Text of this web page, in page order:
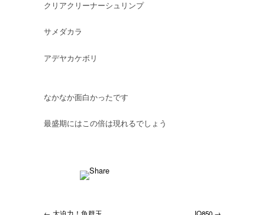
クリアクリーナーシュリンプ
サメダカラ
アデヤカケボリ
なかなか面白かったです
最盛期にはこの倍は現れるでしょう
← 大迫力！魚群玉 IQ850 →